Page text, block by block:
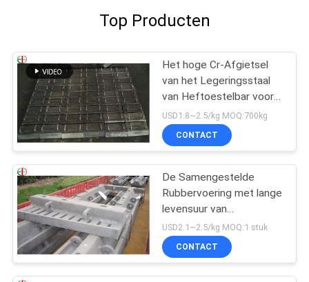
Top Producten
Het hoge Cr-Afgietsel
van het Legeringsstaal
van Heftoestelbar voor
Molendelen, Slijtvaste
EB2009
USD1.8~2.5/kg MOQ:700kg
CONTACT
De Samengestelde
Rubbervoering met lange
levensuur van
Staalvoeringen voor
VERZAKT de Molens
EB862 van de Molenbal
USD2.1~2.5/kg MOQ:1 stuk
CONTACT